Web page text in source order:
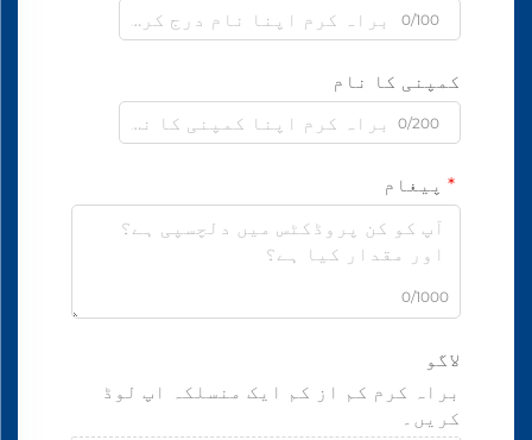
0/100
کمپنی کا نام
0/200
پیغام
0/1000
لاگو
براہ کرم کم از کم ایک منسلکہ اپ لوڈ
کریں۔